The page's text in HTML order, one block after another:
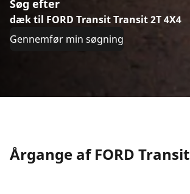
Søg efter
dæk til FORD Transit Transit 2T 4X4
Gennemfør min søgning
Årgange af FORD Transit